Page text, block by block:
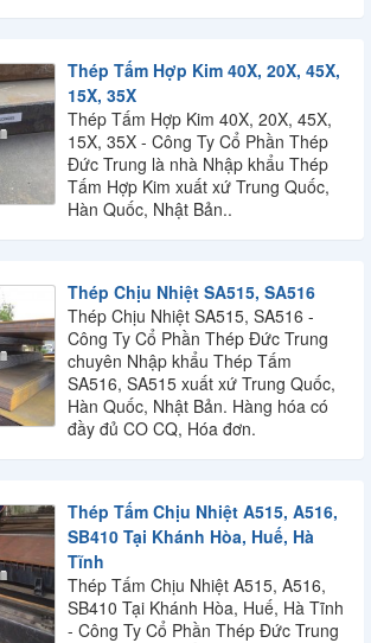
Thép Tấm Hợp Kim 40X, 20X, 45X,
15X, 35X
Thép Tấm Hợp Kim 40X, 20X, 45X,
15X, 35X - Công Ty Cổ Phần Thép
Đức Trung là nhà Nhập khẩu Thép
Tấm Hợp Kim xuất xứ Trung Quốc,
Hàn Quốc, Nhật Bản..
Thép Chịu Nhiệt SA515, SA516
Thép Chịu Nhiệt SA515, SA516 -
Công Ty Cổ Phần Thép Đức Trung
chuyên Nhập khẩu Thép Tấm
SA516, SA515 xuất xứ Trung Quốc,
Hàn Quốc, Nhật Bản. Hàng hóa có
đầy đủ CO CQ, Hóa đơn.
Thép Tấm Chịu Nhiệt A515, A516,
SB410 Tại Khánh Hòa, Huế, Hà
Tĩnh
Thép Tấm Chịu Nhiệt A515, A516,
SB410 Tại Khánh Hòa, Huế, Hà Tĩnh
- Công Ty Cổ Phần Thép Đức Trung